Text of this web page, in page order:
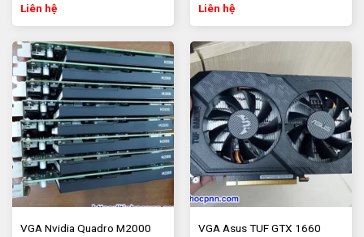
GTA, Liên minh,…
Chạy tốt các chương trình đồ họa, render hình ảnh,
video,…
LIÊN HỆ ĐẶT HÀNG: VGA XFX RX 470 4GD5 2 fan.
Các bạn cần tư vấn thêm, vui lòng chat với chúng
tôi qua chat box góc dưới bên phải website
Tin học PNN nhận tư vấn lắp ráp máy tính bàn, nâng cấp
laptop theo nhu cầu sử dụng của khách hàng, đồ họa,
Liên hệ
Liên hệ
VGA Nvidia Quadro M2000
VGA Asus TUF GTX 1660